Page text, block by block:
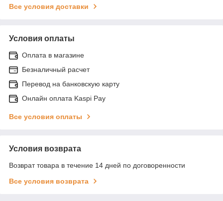
Все условия доставки
Условия оплаты
Оплата в магазине
Безналичный расчет
Перевод на банковскую карту
Онлайн оплата Kaspi Pay
Все условия оплаты
Условия возврата
Возврат товара в течение 14 дней по договоренности
Все условия возврата